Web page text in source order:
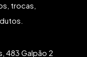
trocas,
483 Galpão 2